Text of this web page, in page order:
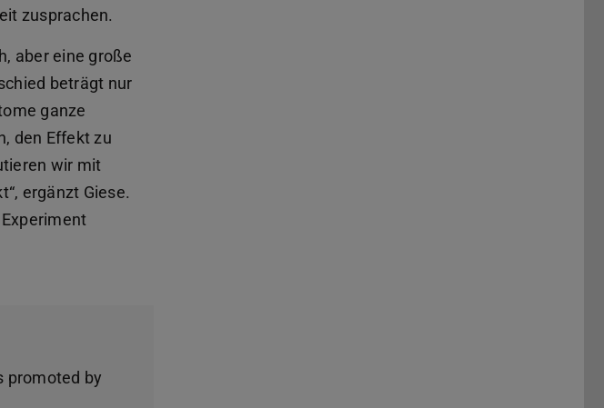
zusprachen.
aber eine große
beträgt nur
ganze
den Effekt zu
wir mit
ergänzt Giese.
promoted by